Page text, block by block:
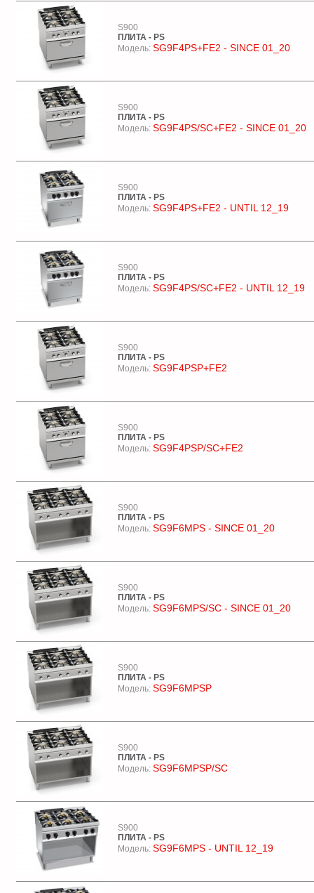
S900
ПЛИТА - PS
Модель: SG9F4PS+FE2 - SINCE 01_20
S900
ПЛИТА - PS
Модель: SG9F4PS/SC+FE2 - SINCE 01_20
S900
ПЛИТА - PS
Модель: SG9F4PS+FE2 - UNTIL 12_19
S900
ПЛИТА - PS
Модель: SG9F4PS/SC+FE2 - UNTIL 12_19
S900
ПЛИТА - PS
Модель: SG9F4PSP+FE2
S900
ПЛИТА - PS
Модель: SG9F4PSP/SC+FE2
S900
ПЛИТА - PS
Модель: SG9F6MPS - SINCE 01_20
S900
ПЛИТА - PS
Модель: SG9F6MPS/SC - SINCE 01_20
S900
ПЛИТА - PS
Модель: SG9F6MPSP
S900
ПЛИТА - PS
Модель: SG9F6MPSP/SC
S900
ПЛИТА - PS
Модель: SG9F6MPS - UNTIL 12_19